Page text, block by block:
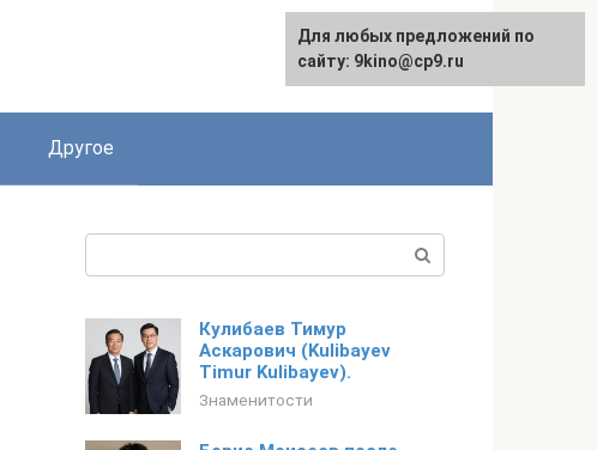
English
Другое
Кулибаев Тимур
Аскарович (Kulibayev
Timur Kulibayev).
Знаменитости
Для любых предложений по
сайту: 9kino@cp9.ru